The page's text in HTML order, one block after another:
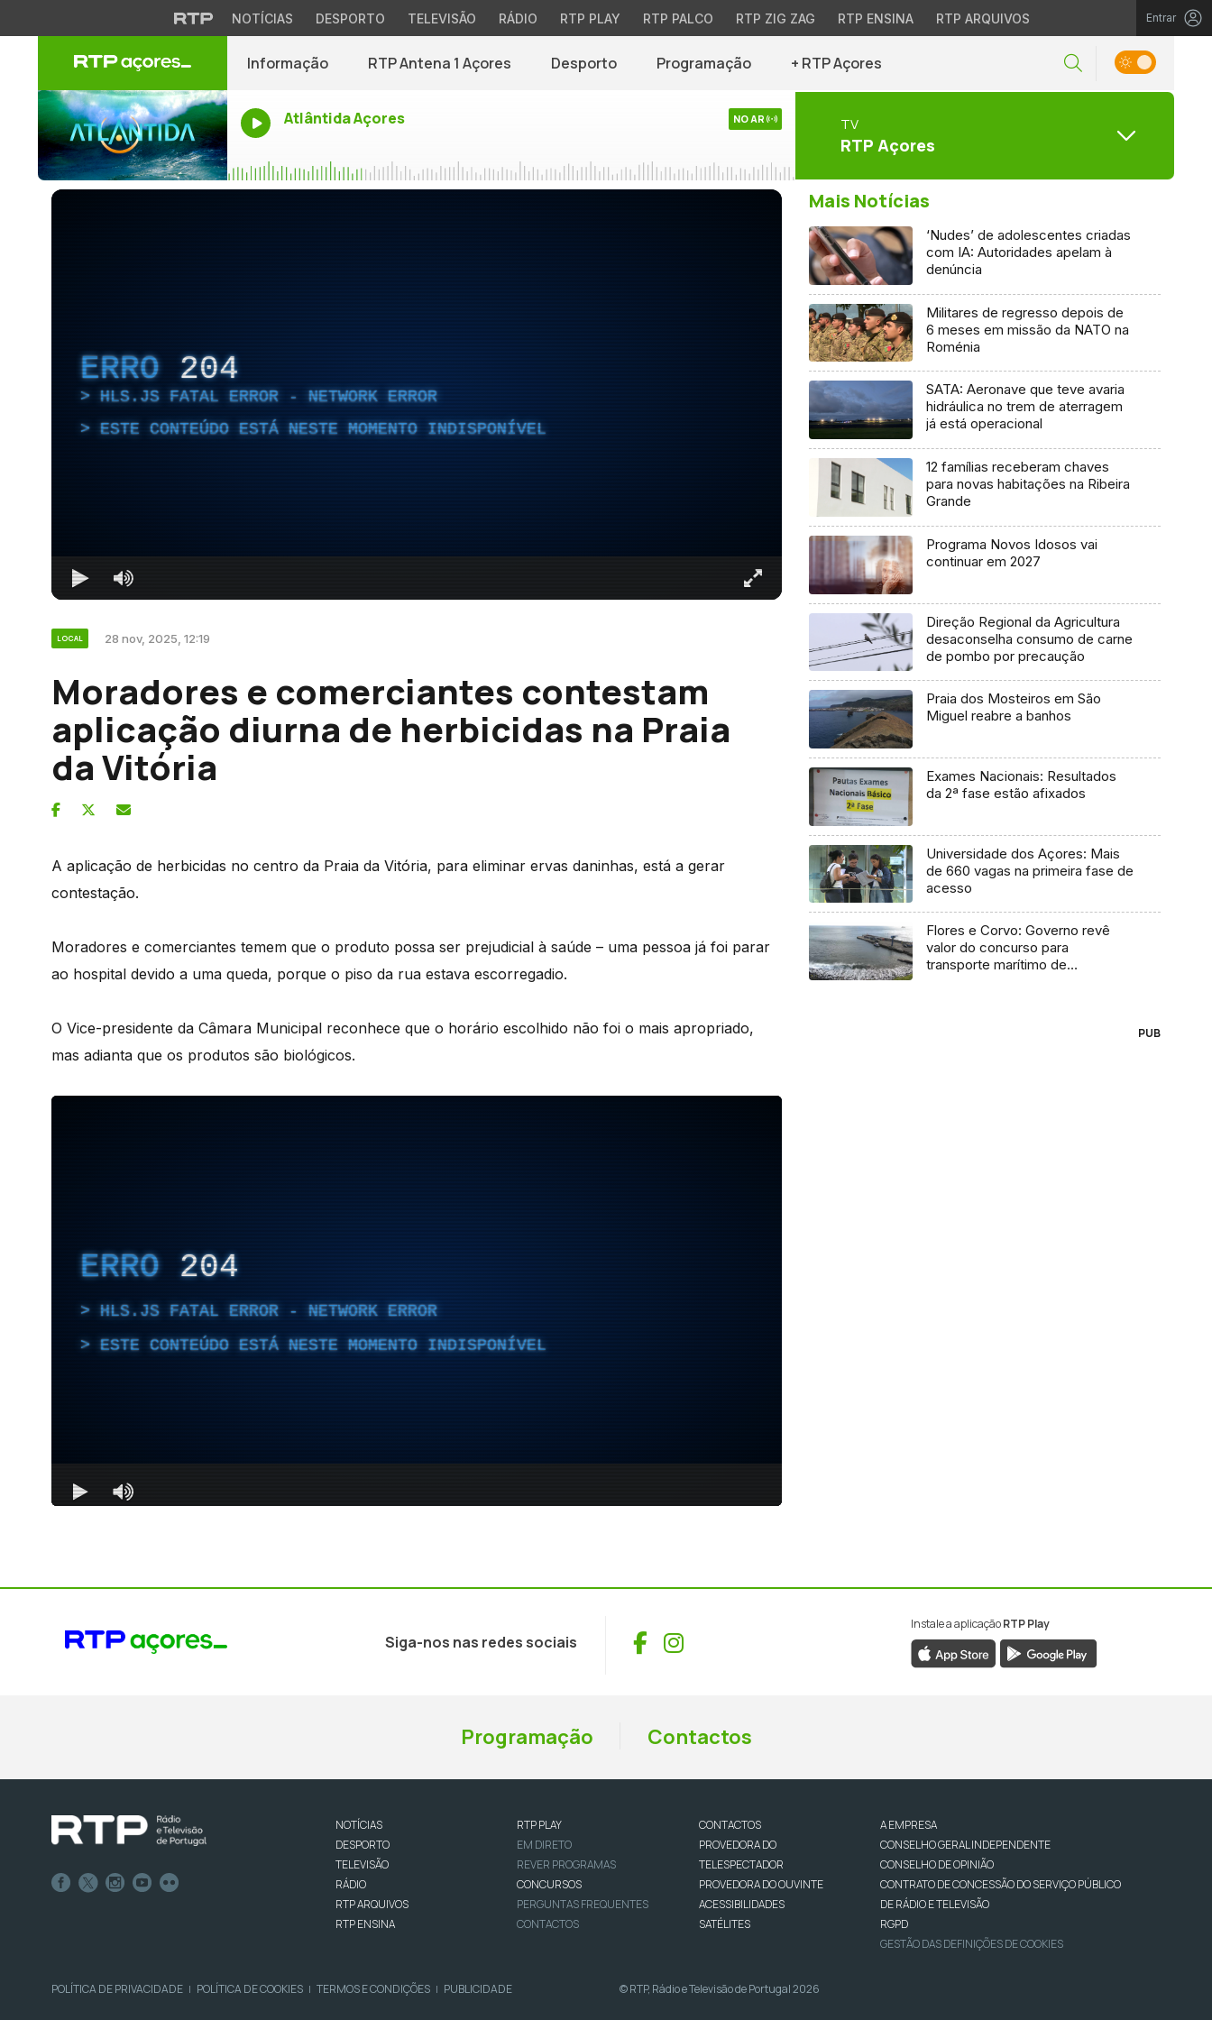
NOTÍCIAS DESPORTO TELEVISÃO RÁDIO RTP PLAY RTP PALCO RTP ZIG ZAG RTP ENSINA RTP ARQUIVOS Entrar
Informação RTP Antena 1 Açores Desporto Programação + RTP Açores
Atlântida Açores NO AR TV
RTP Açores
ERRO 204
HLS.JS FATAL ERROR - NETWORK ERROR
ESTE CONTEÚDO ESTÁ NESTE MOMENTO INDISPONÍVEL
LOCAL 28 nov, 2025, 12:19
Moradores e comerciantes contestam
aplicação diurna de herbicidas na Praia
da Vitória
A aplicação de herbicidas no centro da Praia da Vitória, para eliminar ervas daninhas, está a gerar
contestação.
Moradores e comerciantes temem que o produto possa ser prejudicial à saúde – uma pessoa já foi parar
ao hospital devido a uma queda, porque o piso da rua estava escorregadio.
O Vice-presidente da Câmara Municipal reconhece que o horário escolhido não foi o mais apropriado,
mas adianta que os produtos são biológicos.
Mais Notícias
‘Nudes’ de adolescentes criadas
com IA: Autoridades apelam à
denúncia
Militares de regresso depois de
6 meses em missão da NATO na
Roménia
SATA: Aeronave que teve avaria
hidráulica no trem de aterragem
já está operacional
12 famílias receberam chaves
para novas habitações na Ribeira
Grande
Programa Novos Idosos vai
continuar em 2027
Direção Regional da Agricultura
desaconselha consumo de carne
de pombo por precaução
Praia dos Mosteiros em São
Miguel reabre a banhos
Exames Nacionais: Resultados
da 2ª fase estão afixados
Universidade dos Açores: Mais
de 660 vagas na primeira fase de
acesso
Flores e Corvo: Governo revê
valor do concurso para
transporte marítimo de
PUB
Siga-nos nas redes sociais Facebook
Instagram
Instale a aplicaçãoRTP Play
Programação Contactos
NOTÍCIAS
DESPORTO
TELEVISÃO
RÁDIO
RTP ARQUIVOS
RTP ENSINA
RTP PLAY
EM DIRETO
REVER PROGRAMAS
CONCURSOS
PERGUNTAS FREQUENTES
CONTACTOS
CONTACTOS
PROVEDORA DO
TELESPECTADOR
PROVEDORA DO OUVINTE
ACESSIBILIDADES
SATÉLITES
A EMPRESA
CONSELHO GERAL INDEPENDENTE
CONSELHO DE OPINIÃO
CONTRATO DE CONCESSÃO DO SERVIÇO PÚBLICO
DE RÁDIO E TELEVISÃO
RGPD
GESTÃO DAS DEFINIÇÕES DE COOKIES
POLÍTICA DE PRIVACIDADE | POLÍTICA DE COOKIES | TERMOS E CONDIÇÕES | PUBLICIDADE © RTP, Rádio e Televisão de Portugal 2026